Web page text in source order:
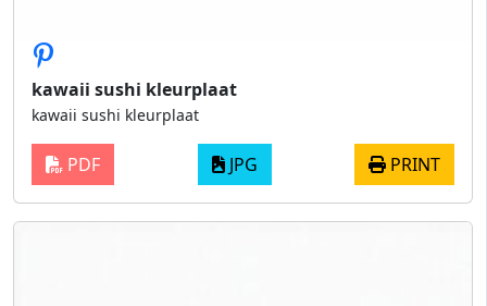
kawaii sushi kleurplaat
kawaii sushi kleurplaat
PDF JPG PRINT